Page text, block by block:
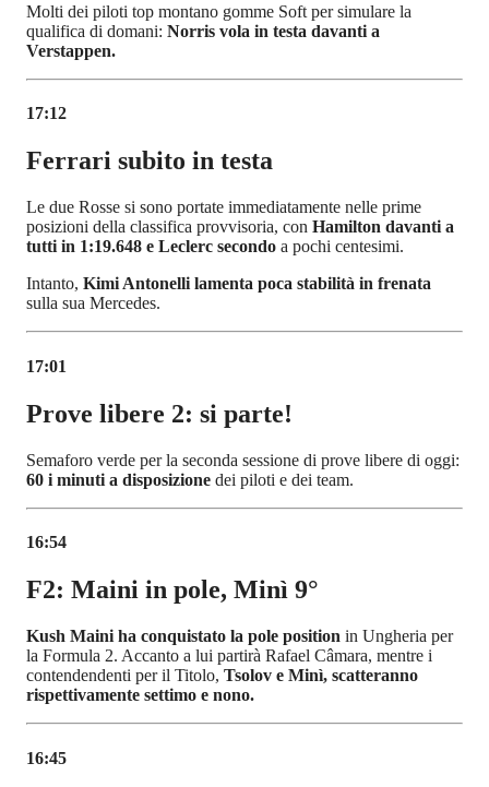
Molti dei piloti top montano gomme Soft per simulare la
qualifica di domani: Norris vola in testa davanti a
Verstappen.
17:12
Ferrari subito in testa
Le due Rosse si sono portate immediatamente nelle prime
posizioni della classifica provvisoria, con Hamilton davanti a
tutti in 1:19.648 e Leclerc secondo a pochi centesimi.
Intanto, Kimi Antonelli lamenta poca stabilità in frenata
sulla sua Mercedes.
17:01
Prove libere 2: si parte!
Semaforo verde per la seconda sessione di prove libere di oggi:
60 i minuti a disposizione dei piloti e dei team.
16:54
F2: Maini in pole, Minì 9°
Kush Maini ha conquistato la pole position in Ungheria per
la Formula 2. Accanto a lui partirà Rafael Câmara, mentre i
contendendenti per il Titolo, Tsolov e Minì, scatteranno
rispettivamente settimo e nono.
16:45